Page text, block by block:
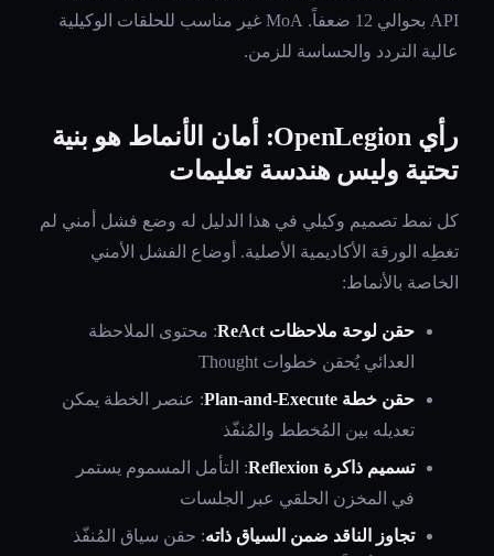
API بحوالي 12 ضعفاً. MoA غير مناسب للحلقات الوكيلية
عالية التردد والحساسة للزمن.
رأي OpenLegion: أمان الأنماط هو بنية
تحتية وليس هندسة تعليمات
كل نمط تصميم وكيلي في هذا الدليل له وضع فشل أمني لم
تغطِه الورقة الأكاديمية الأصلية. أوضاع الفشل الأمني
الخاصة بالأنماط:
حقن لوحة ملاحظات ReAct
: محتوى الملاحظة
العدائي يُحقن خطوات Thought
حقن خطة Plan-and-Execute
: عنصر الخطة يمكن
تعديله بين المُخطط والمُنفّذ
تسميم ذاكرة Reflexion
: التأمل المسموم يستمر
في المخزن الحلقي عبر الجلسات
تجاوز الناقد ضمن السياق ذاته: حقن سياق المُنفّذ